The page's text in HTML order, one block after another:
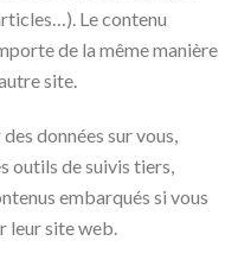
Le contenu
de la même manière
site.
données sur vous,
outils de suivis tiers,
embarqués si vous
leur site web.